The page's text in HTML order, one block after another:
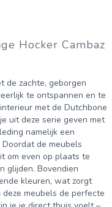
Hocker Cambaz
de zachte, geborgen
te ontspannen en te
met de Dutchbone
uit deze serie geven met
namelijk een
de meubels
om even op plaats te
glijden. Bovendien
kleuren, wat zorgt
meubels de perfecte